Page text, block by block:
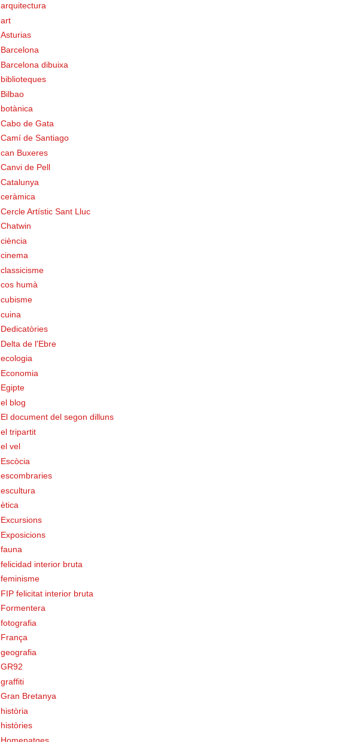
arquitectura
art
Asturias
Barcelona
Barcelona dibuixa
biblioteques
Bilbao
botànica
Cabo de Gata
Camí de Santiago
can Buxeres
Canvi de Pell
Catalunya
ceràmica
Cercle Artístic Sant Lluc
Chatwin
ciència
cinema
classicisme
cos humà
cubisme
cuina
Dedicatòries
Delta de l'Ebre
ecologia
Economia
Egipte
el blog
El document del segon dilluns
el tripartit
el vel
Escòcia
escombraries
escultura
ètica
Excursions
Exposicions
fauna
felicidad interior bruta
feminisme
FIP felicitat interior bruta
Formentera
fotografia
França
geografia
GR92
graffiti
Gran Bretanya
història
històries